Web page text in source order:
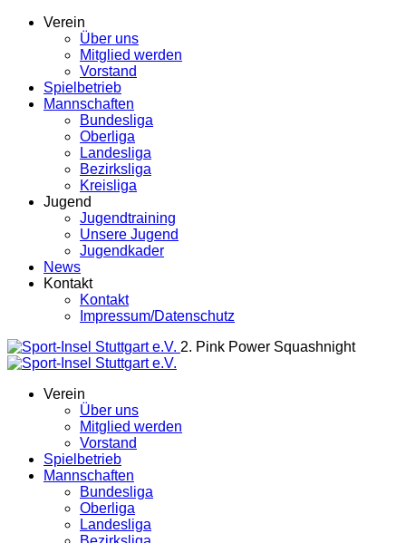
Verein
Über uns
Mitglied werden
Vorstand
Spielbetrieb
Mannschaften
Bundesliga
Oberliga
Landesliga
Bezirksliga
Kreisliga
Jugend
Jugendtraining
Unsere Jugend
Jugendkader
News
Kontakt
Kontakt
Impressum/Datenschutz
2. Pink Power Squashnight
Verein
Über uns
Mitglied werden
Vorstand
Spielbetrieb
Mannschaften
Bundesliga
Oberliga
Landesliga